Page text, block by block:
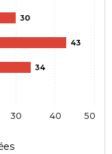
30
43
34
30 40 50